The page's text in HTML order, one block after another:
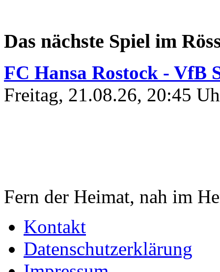
Das nächste Spiel im
FC Hansa Rostock - VfB
Freitag, 21.08.26, 20:45
Fern der Heimat, nah im
Kontakt
Datenschutzerklärung
Impressum